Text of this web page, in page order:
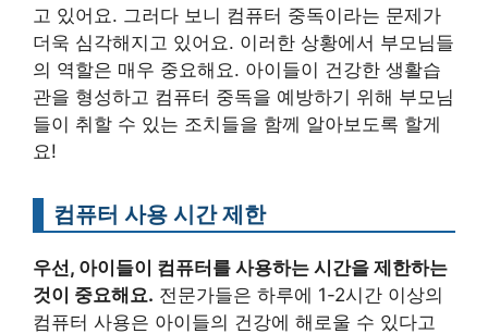
고 있어요. 그러다 보니 컴퓨터 중독이라는 문제가
더욱 심각해지고 있어요. 이러한 상황에서 부모님들
의 역할은 매우 중요해요. 아이들이 건강한 생활습
관을 형성하고 컴퓨터 중독을 예방하기 위해 부모님
들이 취할 수 있는 조치들을 함께 알아보도록 할게
요!
컴퓨터 사용 시간 제한
우선, 아이들이 컴퓨터를 사용하는 시간을 제한하는
것이 중요해요. 전문가들은 하루에 1-2시간 이상의
컴퓨터 사용은 아이들의 건강에 해로울 수 있다고